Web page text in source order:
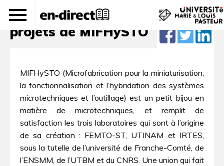
La montre mécanique dans les
projets de MIFHySTO
MIFHySTO (Microfabrication pour la miniaturisation,
la fonctionnalisation et l’hybridation des systèmes
microtechniques et l’outillage) est un petit bijou en
matière de microtechniques, et remplit de
satisfaction les trois laboratoires qui sont à l’origine
de sa création : FEMTO-ST, UTINAM et IRTES,
sous la tutelle de l’université de Franche-Comté, de
l’ENSMM, de l’UTBM et du CNRS. Une union qui fait